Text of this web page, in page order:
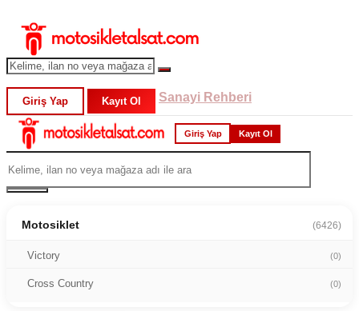
Giriş Yap Kayıt Ol Sanayi Rehberi
Giriş Yap Kayıt Ol
Motosiklet (6426)
Victory (0)
Cross Country (0)